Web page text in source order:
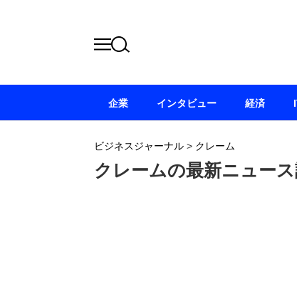
ビジネスジャーナル > クレーム
クレームの最新ニュー
企業 インタビュー 経済